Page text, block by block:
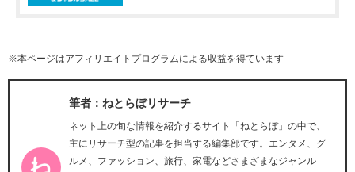
※本ページはアフィリエイトプログラムによる収益を得ています
筆者：ねとらぼリサーチ
ネット上の旬な情報を紹介するサイト「ねとらぼ」の中で、
主にリサーチ型の記事を担当する編集部です。エンタメ、グ
ルメ、ファッション、旅行、家電などさまざまなジャンル